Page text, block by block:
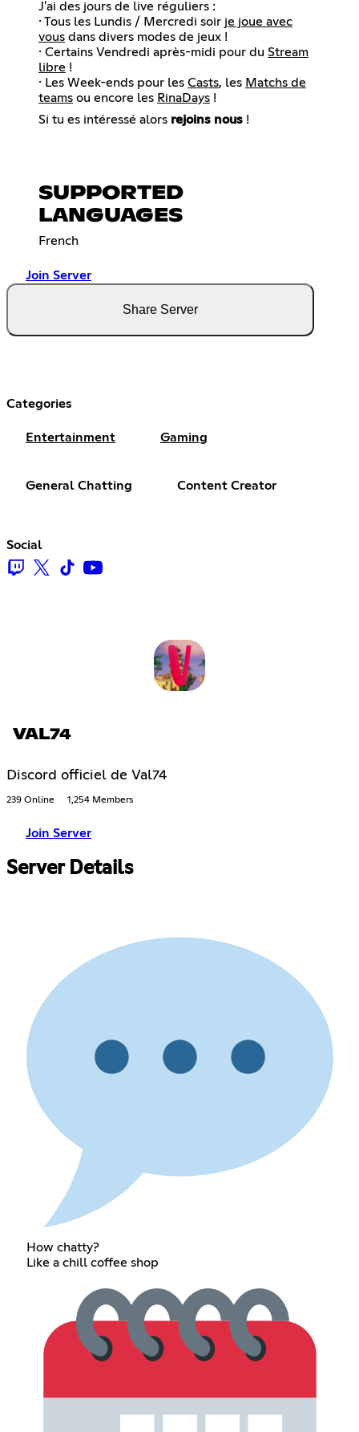
J'ai des jours de live réguliers :
· Tous les Lundis / Mercredi soir je joue avec
vous dans divers modes de jeux !
· Certains Vendredi après-midi pour du Stream
libre !
· Les Week-ends pour les Casts, les Matchs de
teams ou encore les RinaDays !
Si tu es intéressé alors rejoins nous !
SUPPORTED
LANGUAGES
French
Join Server
Share Server
Categories
Entertainment Gaming
General Chatting Content Creator
Social
VAL74
Discord officiel de Val74
239 Online 1,254 Members
Join Server
Server Details
How chatty?
Like a chill coffee shop